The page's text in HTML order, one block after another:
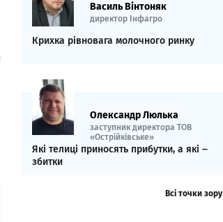
Василь Вінтоняк
директор Інфагро
Крихка рівновага молочного ринку
Олександр Люлька
заступник директора ТОВ
«Острійківське»
Які телиці приносять прибутки, а які ‒
збитки
Всі точки зору